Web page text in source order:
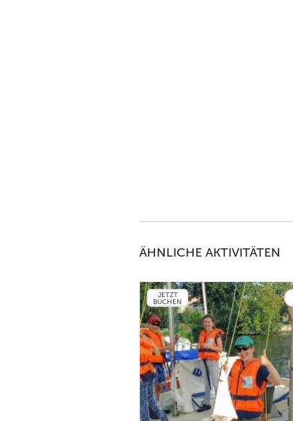
ÄHNLICHE AKTIVITÄTEN
JETZT
BUCHEN